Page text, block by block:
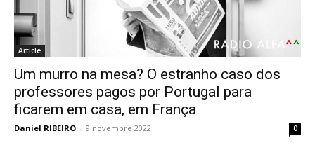
Article
Um murro na mesa? O estranho caso dos
professores pagos por Portugal para
ficarem em casa, em França
Daniel RIBEIRO - 9 novembre 2022 0